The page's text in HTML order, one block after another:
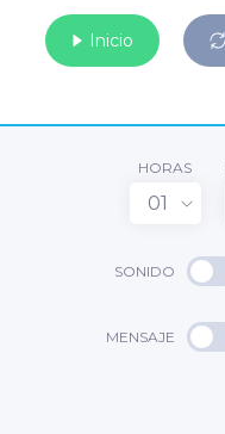
Inicio
HORAS
01
SONIDO
MENSAJE